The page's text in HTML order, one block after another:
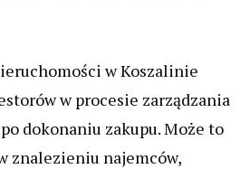
w Koszalinie
w procesie zarządzania
dokonaniu zakupu. Może to
znalezieniu najemców,